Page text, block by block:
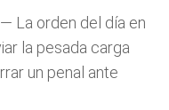
La orden del día en
la pesada carga
un penal ante